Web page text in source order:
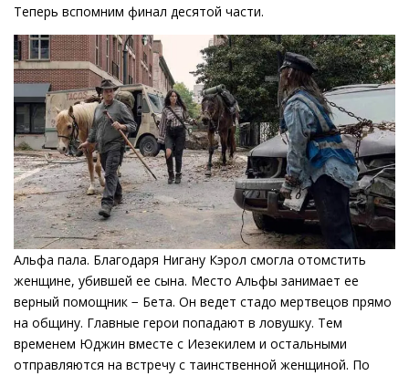
Теперь вспомним финал десятой части.
Альфа пала. Благодаря Нигану Кэрол смогла отомстить
женщине, убившей ее сына. Место Альфы занимает ее
верный помощник − Бета. Он ведет стадо мертвецов прямо
на общину. Главные герои попадают в ловушку. Тем
временем Юджин вместе с Иезекилем и остальными
отправляются на встречу с таинственной женщиной. По